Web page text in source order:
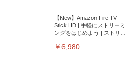
【New】Amazon Fire TV
Stick HD | 手軽にストリーミ
ングをはじめよう | ストリー
￥6,980